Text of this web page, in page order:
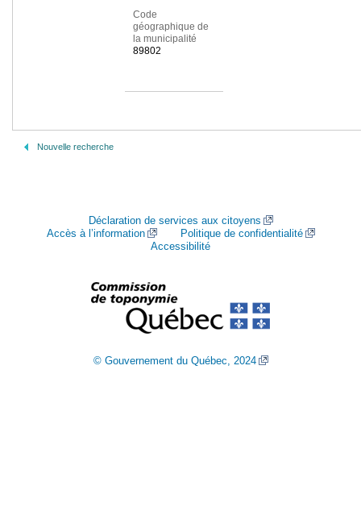
Code
géographique de
la municipalité
89802
Nouvelle recherche
Déclaration de services aux citoyens
Accès à l’information
Politique de confidentialité
Accessibilité
© Gouvernement du Québec, 2024